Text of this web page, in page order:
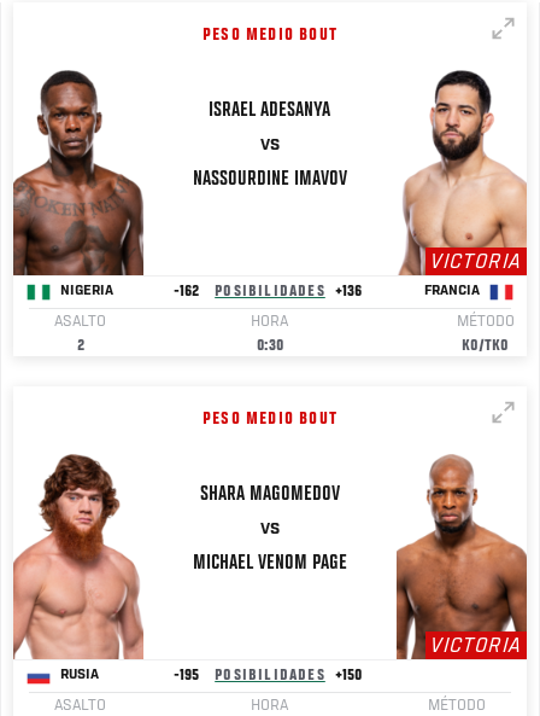
PESO MEDIO BOUT
ISRAEL ADESANYA
VS
NASSOURDINE IMAVOV
VICTORIA
NIGERIA -162 POSIBILIDADES +136 FRANCIA
ASALTO
2
HORA
0:30
MÉTODO
KO/TKO
PESO MEDIO BOUT
SHARA MAGOMEDOV
VS
MICHAEL VENOM PAGE
VICTORIA
RUSIA -195 POSIBILIDADES
+150
ASALTO
HORA
MÉTODO